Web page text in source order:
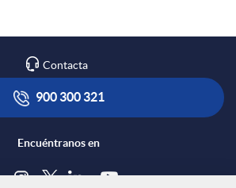
Contacta
900 300 321
Encuéntranos en